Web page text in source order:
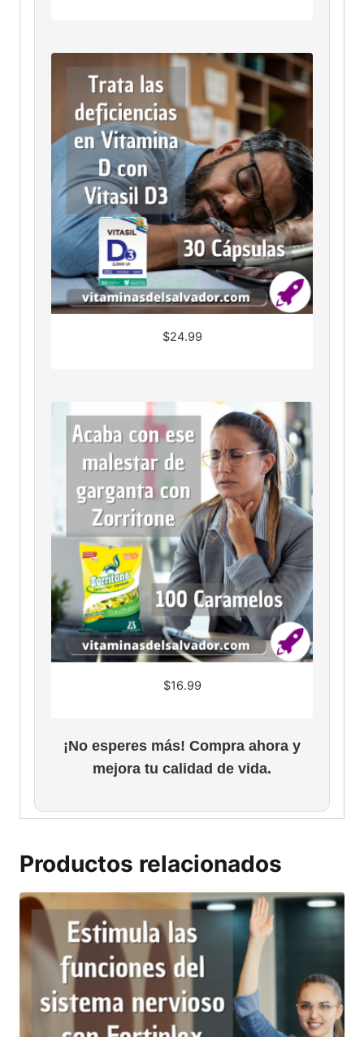
$24.99
$16.99
¡No esperes más! Compra ahora y
mejora tu calidad de vida.
Productos relacionados